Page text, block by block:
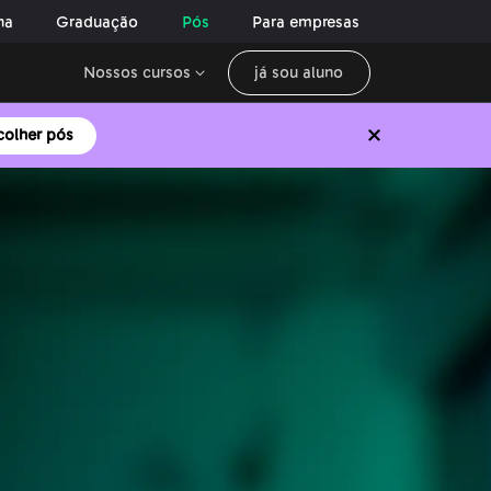
Graduação Pós Para empresas
Nossos cursos já sou aluno
pós